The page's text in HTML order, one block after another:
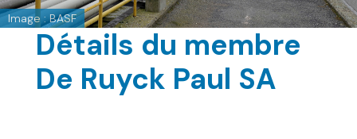
Image : BASF
Détails du membre
De Ruyck Paul SA